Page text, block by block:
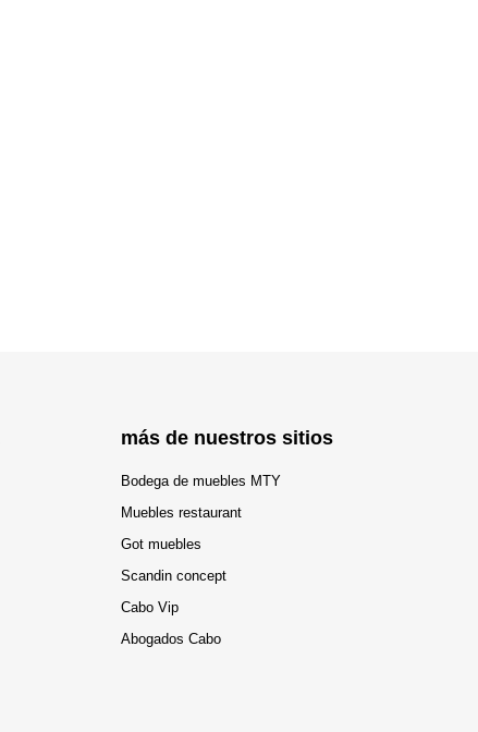
más de nuestros sitios
Bodega de muebles MTY
Muebles restaurant
Got muebles
Scandin concept
Cabo Vip
Abogados Cabo